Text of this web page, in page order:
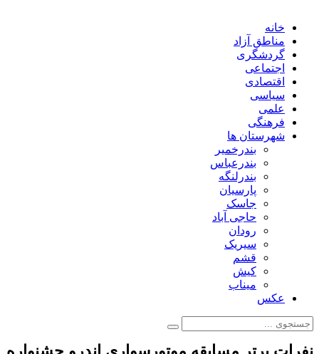
خانه
مناطق آزاد
گردشگری
اجتماعی
اقتصادی
سیاسی
علمی
فرهنگی
شهرستان ها
بندرخمیر
بندرعباس
بندرلنگه
پارسیان
جاسک
حاجی آباد
رودان
سیریک
قشم
کیش
میناب
عکس